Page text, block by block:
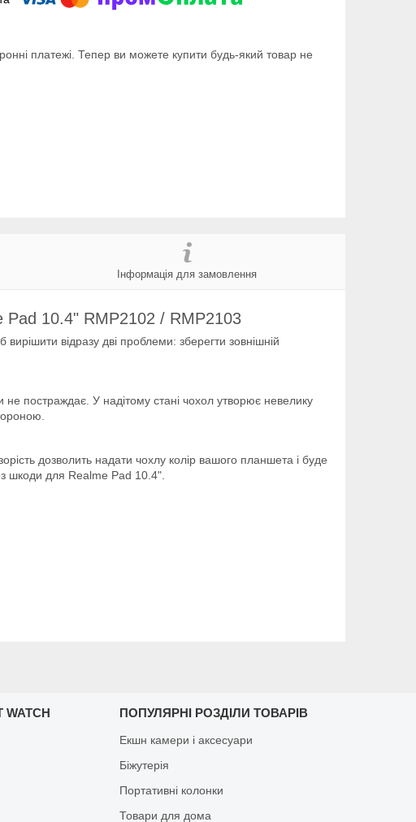
платежі. Тепер ви можете купити будь-який товар не
Інформація для замовлення
10.4" RMP2102 / RMP2103
відразу дві проблеми: зберегти зовнішній
не постраждає. У надітому стані чохол утворює невелику
дозволить надати чохлу колір вашого планшета і буде
шкоди для Realme Pad 10.4".
ПОПУЛЯРНІ РОЗДІЛИ ТОВАРІВ
Екшн камери і аксесуари
Біжутерія
Портативні колонки
Товари для дома